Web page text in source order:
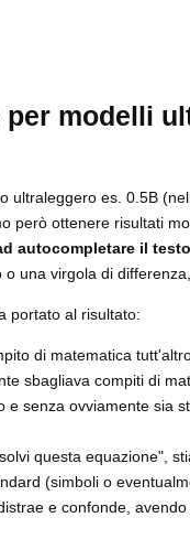
modelli
ultraleggero es. 0.5B
però ottenere risultati
autocompletare il
una virgola di
portato al risultato:
di matematica
sbagliava compiti di
senza ovviamente sia
questa equazione",
(simboli o
e confonde,